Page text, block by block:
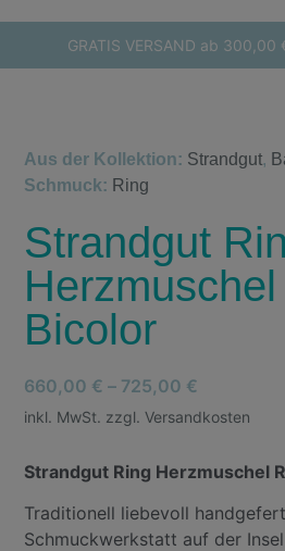
GRATIS VERSAND ab
Aus der Kollektion: Strandgut,
Schmuck: Ring
Strandgut
Bicolor
660,00 € – 725,00 €
inkl. MwSt. zzgl. Versandkosten
Strandgut Ring Herzmuschel
Traditionell liebevoll
Schmuckwerkstatt auf der